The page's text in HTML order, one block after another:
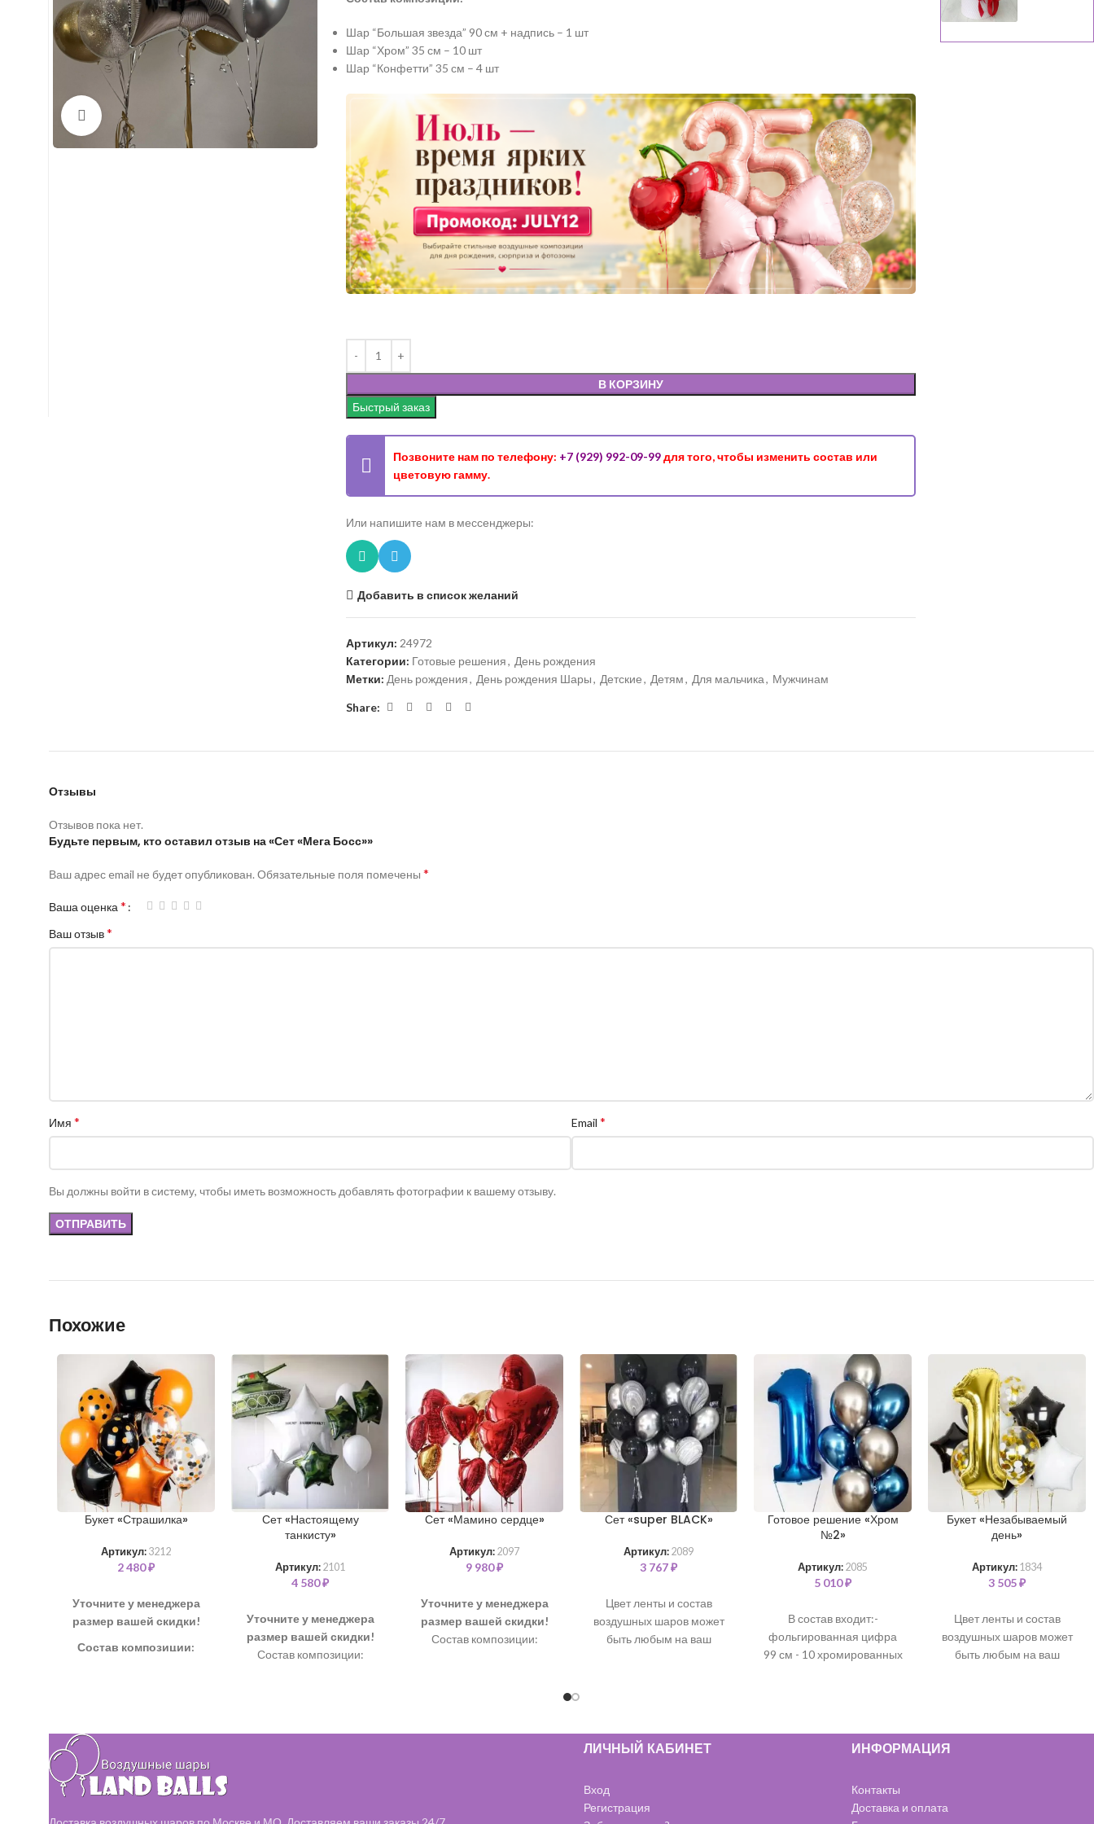
Нажмите, чтобы увеличить
Шар “Большая звезда” 90 см + надпись – 1 шт
Шар “Хром” 35 см – 10 шт
Шар “Конфетти” 35 см – 4 шт
В КОРЗИНУ
Быстрый заказ
Позвоните нам по телефону: +7 (929) 992-09-99для того, чтобы изменить состав или
цветовую гамму.
Или напишите нам в мессенджеры:
Добавить в список желаний
Артикул: 24972
Категории: Готовые решения, День рождения
Метки: День рождения, День рождения Шары, Детские, Детям, Для мальчика, Мужчинам
Share:
Отзывы
Отзывов пока нет.
Будьте первым, кто оставил отзыв на «Сет «Мега Босс»»
Ваш адрес email не будет опубликован. Обязательные поля помечены *
Ваша оценка *
Ваш отзыв*
Имя * Email *
Вы должны войти в систему, чтобы иметь возможность добавлять фотографии к вашему отзыву.
Похожие
Букет «Страшилка»
Артикул: 3212
2 480₽
Уточните у менеджера
размер вашей скидки!
Состав композиции:
Шар "Горох" 35 см – 2 шт
Сет «Настоящему
танкисту»
Артикул: 2101
4 580₽
Уточните у менеджера
размер вашей скидки!
Состав композиции:
Сет «Мамино сердце»
Артикул: 2097
9 980₽
Уточните у менеджера
размер вашей скидки!
Состав композиции:
Сет «super BLACK»
Артикул: 2089
3 767₽
Цвет ленты и состав
воздушных шаров может
быть любым на ваш
Шары с обработкой 35 см
35 см - 6 шт. (черный)
Шары Хром с обработкой
Готовое решение «Хром
№2»
Артикул: 2085
5 010₽
В состав входит:-
фольгированная цифра
99 см - 10 хромированных
Букет «Незабываемый
день»
Артикул: 1834
3 505₽
Цвет ленты и состав
воздушных шаров может
быть любым на ваш
Шарики с конфетти 35 см -
ЛИЧНЫЙ КАБИНЕТ
Вход
Регистрация
ИНФОРМАЦИЯ
Контакты
Доставка и оплата